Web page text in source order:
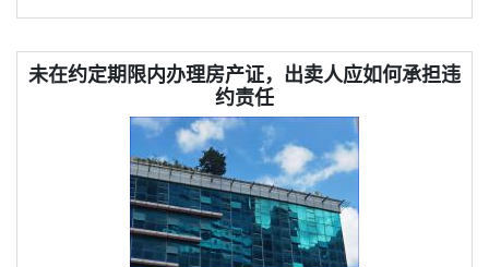
未在约定期限内办理房产证，出卖人应如何承担违
约责任